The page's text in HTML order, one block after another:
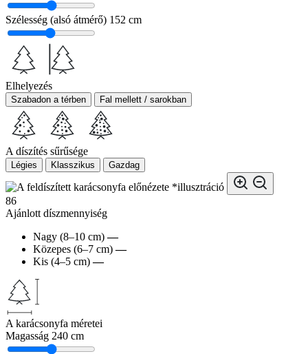
Szélesség (alsó átmérő) 152 cm
Elhelyezés
Szabadon a térben Fal mellett / sarokban
A díszítés sűrűsége
Légies Klasszikus Gazdag
*illusztráció
86
Ajánlott díszmennyiség
Nagy (8–10 cm) —
Közepes (6–7 cm) —
Kis (4–5 cm) —
A karácsonyfa méretei
Magasság 240 cm